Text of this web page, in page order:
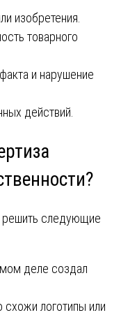
изобретения.
товарного
и нарушение
действий.
решить следующие
деле создал
схожи логотипы или